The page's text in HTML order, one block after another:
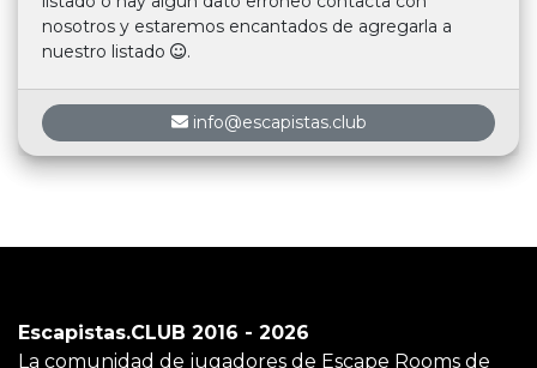
nosotros y estaremos encantados de agregarla a
nuestro listado
.
info@escapistas.club
Escapistas.CLUB 2016 - 2026
La comunidad de jugadores de Escape Rooms de